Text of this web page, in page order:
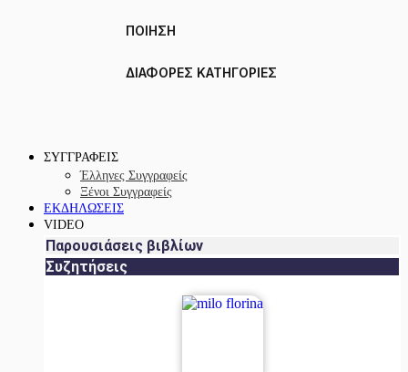
ΠΟΙΗΣΗ
ΔΙΑΦΟΡΕΣ ΚΑΤΗΓΟΡΙΕΣ
ΣΥΓΓΡΑΦΕΙΣ
Έλληνες Συγγραφείς
Ξένοι Συγγραφείς
ΕΚΔΗΛΩΣΕΙΣ
VIDEO
Παρουσιάσεις βιβλίων
Συζητήσεις